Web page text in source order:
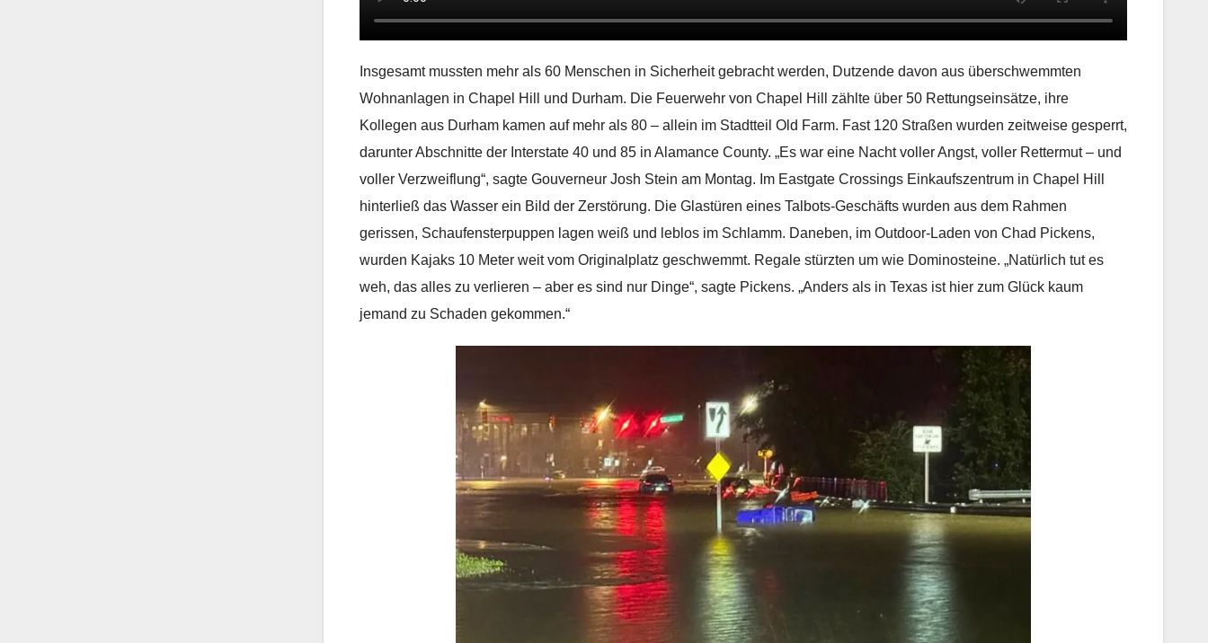
Insgesamt mussten mehr als 60 Menschen in Sicherheit gebracht werden, Dutzende davon aus überschwemmten
Wohnanlagen in Chapel Hill und Durham. Die Feuerwehr von Chapel Hill zählte über 50 Rettungseinsätze, ihre
Kollegen aus Durham kamen auf mehr als 80 – allein im Stadtteil Old Farm. Fast 120 Straßen wurden zeitweise gesperrt,
darunter Abschnitte der Interstate 40 und 85 in Alamance County. „Es war eine Nacht voller Angst, voller Rettermut – und
voller Verzweiflung“, sagte Gouverneur Josh Stein am Montag. Im Eastgate Crossings Einkaufszentrum in Chapel Hill
hinterließ das Wasser ein Bild der Zerstörung. Die Glastüren eines Talbots-Geschäfts wurden aus dem Rahmen
gerissen, Schaufensterpuppen lagen weiß und leblos im Schlamm. Daneben, im Outdoor-Laden von Chad Pickens,
wurden Kajaks 10 Meter weit vom Originalplatz geschwemmt. Regale stürzten um wie Dominosteine. „Natürlich tut es
weh, das alles zu verlieren – aber es sind nur Dinge“, sagte Pickens. „Anders als in Texas ist hier zum Glück kaum
jemand zu Schaden gekommen.“